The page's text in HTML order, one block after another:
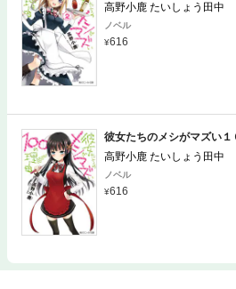
高野小鹿 たいしょう田中
ノベル
616
彼女たちのメシがマズい１
高野小鹿 たいしょう田中
ノベル
616